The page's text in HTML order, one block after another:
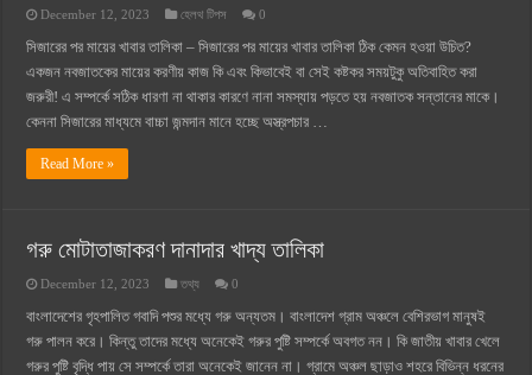
December 12, 2023 হেলথ টিপস 0
সিজারের পর মায়ের খাবার তালিকা – সিজারের পর মায়ের খাবার তালিকা ঠিক কেমন হওয়া উচিত?
একজন নবজাতকের মায়ের করণীয় কাজ কি এবং কিভাবেই বা সেই কষ্টকর সময়টুকু অতিবাহিত করা
জরুরী! এ সম্পর্কে সঠিক ধারণা না থাকার কারণে নানা সমস্যায় পড়তে হয় নবজাতক সন্তানের মাকে।
কেননা সিজারের মাধ্যমে বাচ্চা জন্মদান মানে হচ্ছে অস্ত্রপচার …
Read More »
গরু মোটাতাজাকরণ দানাদার খাদ্য তালিকা
December 12, 2023 তথ্য 0
বাংলাদেশের গৃহপালিত গবাদি পশুর মধ্যে গরু অন্যতম। বাংলাদেশ গ্রাম অঞ্চলে বেশিরভাগ মানুষই
গরু পালন করে। কিন্তু তাদের মধ্যে অনেকেই গরুর পুষ্টি সম্পর্কে অবগত নন। কি জাতীয় খাবার খেলে
গরুর পুষ্টি বৃদ্ধি পায় সে সম্পর্কে তারা অনেকেই জানেন না। গ্রামে অঞ্চল ছাড়াও শহরে বিভিন্ন ধরনের